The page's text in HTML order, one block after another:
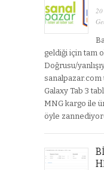
geldiği için tam
Doğrusu/
Galaxy Tab 3
MNG kargo ile
öyle